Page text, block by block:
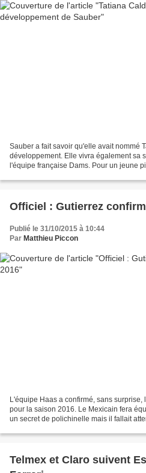
Sauber a fait savoir qu'elle avait nommé
développement. Elle vivra également sa
l'équipe française Dams. Pour un jeune
Officiel : Gutierrez
Publié le 31/10/2015 à 10:44
Par Matthieu Piccon
L'équipe Haas a confirmé, sans
pour la saison 2016. Le Mexicain fera
un secret de polichinelle mais il fallait
Telmex et Claro suivent